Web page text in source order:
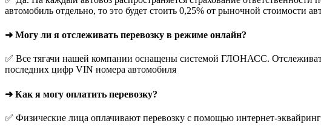
автомобиль отдельно, то это будет стоить 0,25% от рыночной стоимости
➜ Могу ли я отслеживать перевозку в режиме онлайн?
✅ Все тягачи нашей компании оснащены системой ГЛОНАСС.
последних цифр VIN номера автомобиля
➜ Как я могу оплатить перевозку?
✅ Физические лица оплачивают перевозку с помощью интернет-